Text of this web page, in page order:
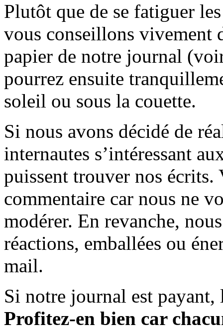
Plutôt que de se fatiguer
vous conseillons vivement
papier de notre journal
pourrez ensuite
soleil ou sous la couette.
Si nous avons décidé de
internautes s’intéressant
puissent trouver nos écrits.
commentaire car nous ne
modérer. En revanche,
réactions, emballées ou
mail.
Si notre journal est payant,
Profitez-en bien car